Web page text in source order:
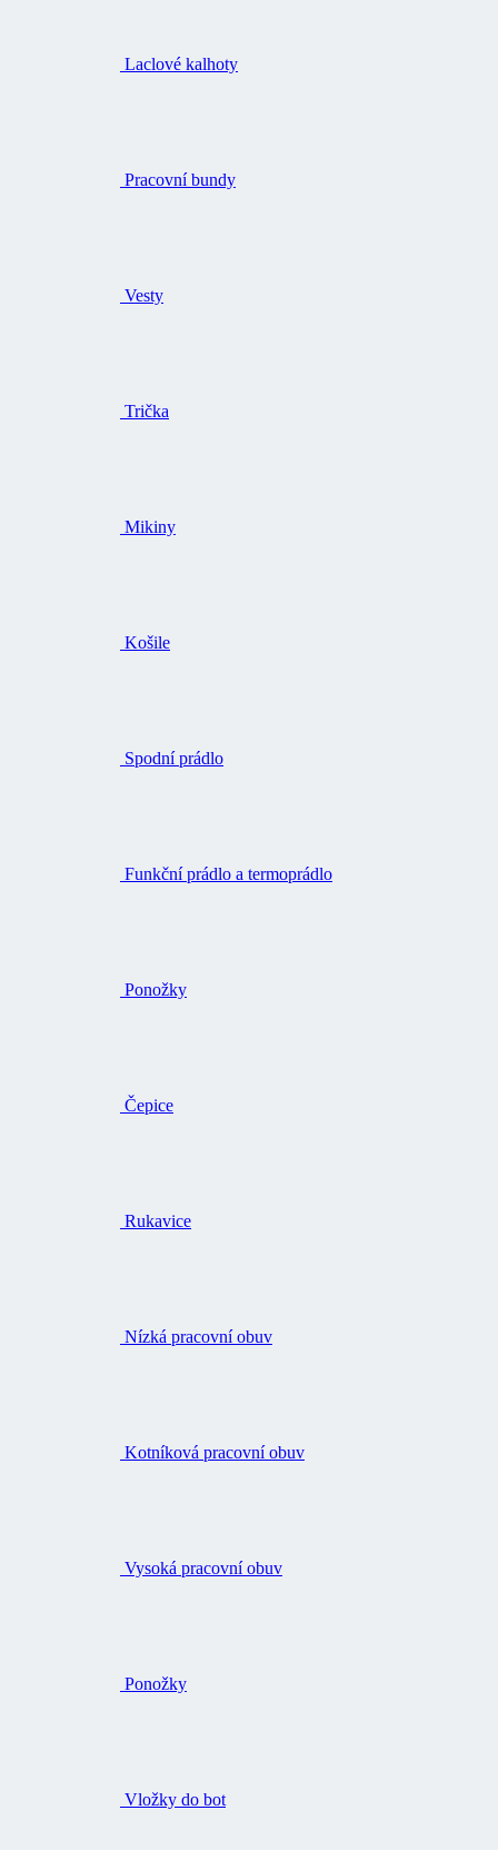
Laclové kalhoty
Pracovní bundy
Vesty
Trička
Mikiny
Košile
Spodní prádlo
Funkční prádlo a termoprádlo
Ponožky
Čepice
Rukavice
Nízká pracovní obuv
Kotníková pracovní obuv
Vysoká pracovní obuv
Ponožky
Vložky do bot